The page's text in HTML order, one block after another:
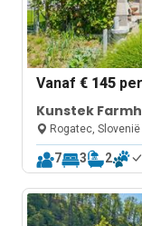
Vanaf€ 145
Kunstek
Rogatec, Slovenië
7 3 2